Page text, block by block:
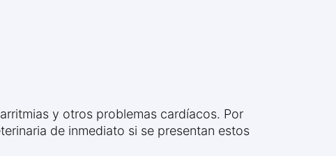
y otros problemas cardíacos. Por
de inmediato si se presentan estos